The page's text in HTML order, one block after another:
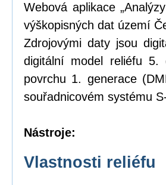
Webová aplikace
výškopisných dat území
Zdrojovými daty jsou
digitální model reliéfu 5.
povrchu 1. generace
souřadnicovém systému
Nástroje:
Vlastnosti reliéfu